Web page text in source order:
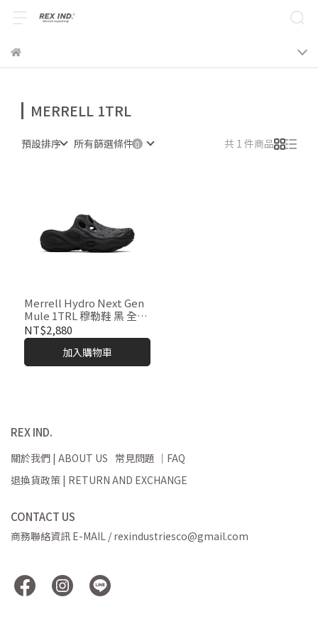
MERRELL 1TRL
預設排序 所有篩選條件 共 1 件商品
Merrell Hydro Next Gen
Mule 1TRL 穆勒鞋 黑 全黑
J006035
NT$2,880
加入購物車
REX IND.
關於我們 | ABOUT US 常見問題 ｜FAQ
退換貨政策 | RETURN AND EXCHANGE
CONTACT US
商務聯絡資訊 E-MAIL / rexindustriesco@gmail.com